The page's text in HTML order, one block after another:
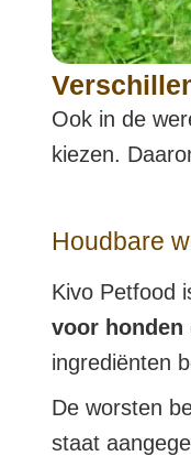
Ook in de
kiezen.
Houdbare
Kivo Petfood
voor
ingrediënten
De worsten
staat